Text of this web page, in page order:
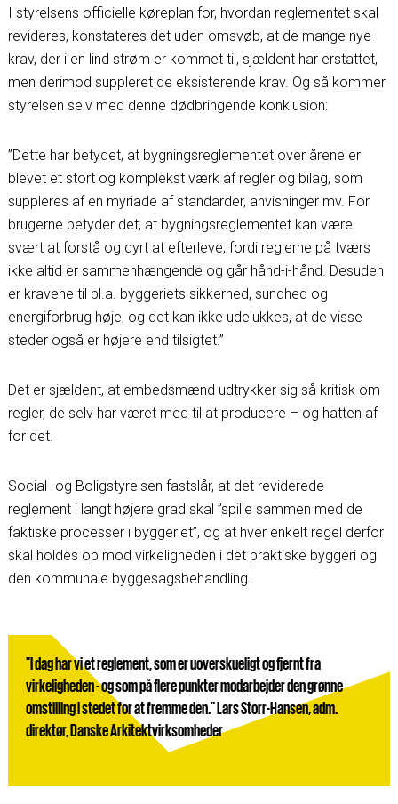
I styrelsens officielle køreplan for, hvordan reglementet skal
revideres, konstateres det uden omsvøb, at de mange nye
krav, der i en lind strøm er kommet til, sjældent har erstattet,
men derimod suppleret de eksisterende krav. Og så kommer
styrelsen selv med denne dødbringende konklusion:
”Dette har betydet, at bygningsreglementet over årene er
blevet et stort og komplekst værk af regler og bilag, som
suppleres af en myriade af standarder, anvisninger mv. For
brugerne betyder det, at bygningsreglementet kan være
svært at forstå og dyrt at efterleve, fordi reglerne på tværs
ikke altid er sammenhængende og går hånd-i-hånd. Desuden
er kravene til bl.a. byggeriets sikkerhed, sundhed og
energiforbrug høje, og det kan ikke udelukkes, at de visse
steder også er højere end tilsigtet.”
Det er sjældent, at embedsmænd udtrykker sig så kritisk om
regler, de selv har været med til at producere – og hatten af
for det.
Social- og Boligstyrelsen fastslår, at det reviderede
reglement i langt højere grad skal ”spille sammen med de
faktiske processer i byggeriet”, og at hver enkelt regel derfor
skal holdes op mod virkeligheden i det praktiske byggeri og
den kommunale byggesagsbehandling.
"I dag har vi et reglement, som er uoverskueligt og fjernt fra
virkeligheden - og som på flere punkter modarbejder den grønne
omstilling i stedet for at fremme den." Lars Storr-Hansen, adm.
direktør, Danske Arkitektvirksomheder